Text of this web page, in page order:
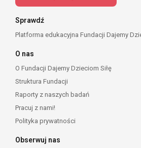
Sprawdź
Platforma edukacyjna Fundacji Dajemy
O nas
O Fundacji Dajemy Dzieciom Siłę
Struktura Fundacji
Raporty z naszych badań
Pracuj z nami!
Polityka prywatności
Obserwuj nas